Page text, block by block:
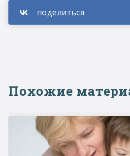
Похожие